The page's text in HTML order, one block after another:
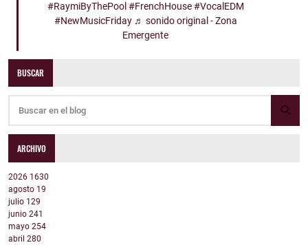
#RaymiByThePool #FrenchHouse #VocalEDM
#NewMusicFriday ♬ sonido original - Zona
Emergente
BUSCAR
ARCHIVO
2026 1630
agosto 19
julio 129
junio 241
mayo 254
abril 280